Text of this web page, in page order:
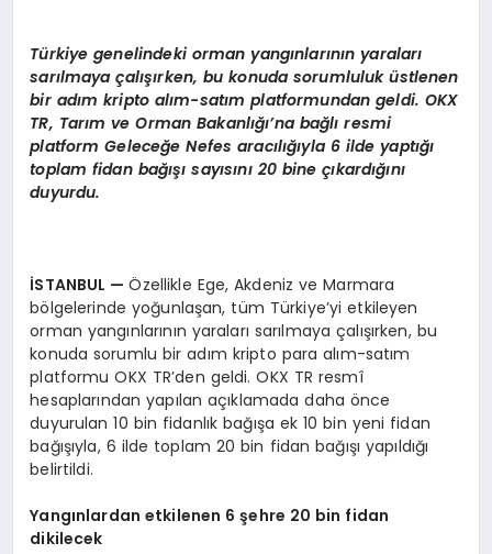
Türkiye genelindeki orman yangınlarının yaraları
sarılmaya çalışırken, bu konuda sorumluluk üstlenen
bir adım kripto alım-satım platformundan geldi. OKX
TR, Tarım ve Orman Bakanlığı’na bağlı resmi
platform Geleceğe Nefes aracılığıyla 6 ilde yaptığı
toplam fidan bağışı sayısını 20 bine çıkardığını
duyurdu.
İSTANBUL —Özellikle Ege, Akdeniz ve Marmara
bölgelerinde yoğunlaşan, tüm Türkiye’yi etkileyen
orman yangınlarının yaraları sarılmaya çalışırken, bu
konuda sorumlu bir adım kripto para alım-satım
platformu OKX TR’den geldi. OKX TR resmî
hesaplarından yapılan açıklamada daha önce
duyurulan 10 bin fidanlık bağışa ek 10 bin yeni fidan
bağışıyla, 6 ilde toplam 20 bin fidan bağışı yapıldığı
belirtildi.
Yangınlardan etkilenen 6 şehre 20 bin fidan
dikilecek